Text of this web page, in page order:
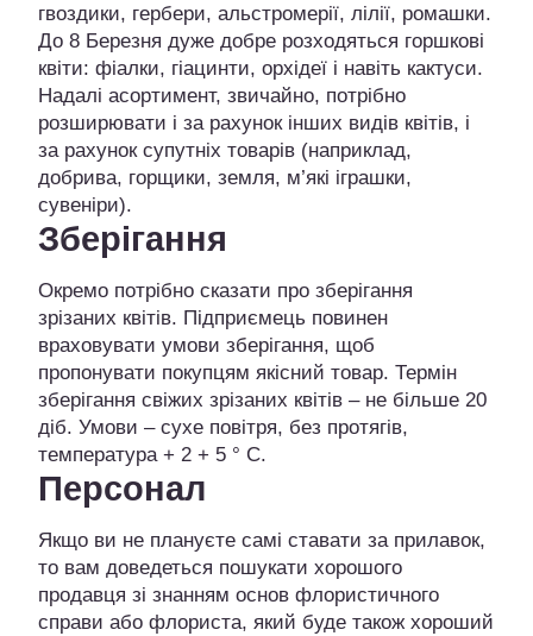
гвоздики, гербери, альстромерії, лілії, ромашки.
До 8 Березня дуже добре розходяться горшкові
квіти: фіалки, гіацинти, орхідеї і навіть кактуси.
Надалі асортимент, звичайно, потрібно
розширювати і за рахунок інших видів квітів, і
за рахунок супутніх товарів (наприклад,
добрива, горщики, земля, м’які іграшки,
сувеніри).
Зберігання
Окремо потрібно сказати про зберігання
зрізаних квітів. Підприємець повинен
враховувати умови зберігання, щоб
пропонувати покупцям якісний товар. Термін
зберігання свіжих зрізаних квітів – не більше 20
діб. Умови – сухе повітря, без протягів,
температура + 2 + 5 ° С.
Персонал
Якщо ви не плануєте самі ставати за прилавок,
то вам доведеться пошукати хорошого
продавця зі знанням основ флористичного
справи або флориста, який буде також хороший